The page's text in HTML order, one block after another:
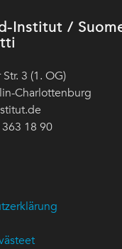
Institut /
3 (1. OG)
Charlottenburg
18 90